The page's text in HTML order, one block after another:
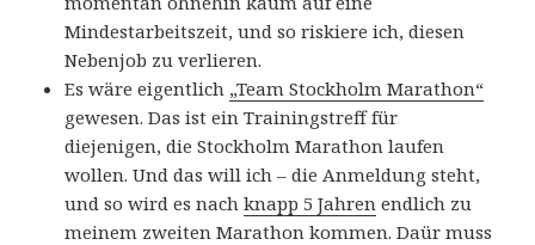
Mindestarbeitszeit, und so riskiere ich, diesen
Nebenjob zu verlieren.
Es wäre eigentlich „Team Stockholm Marathon“
gewesen. Das ist ein Trainingstreff für
diejenigen, die Stockholm Marathon laufen
wollen. Und das will ich – die Anmeldung steht,
und so wird es nachknapp 5 Jahren endlich zu
meinem zweiten Marathon kommen. Daür muss